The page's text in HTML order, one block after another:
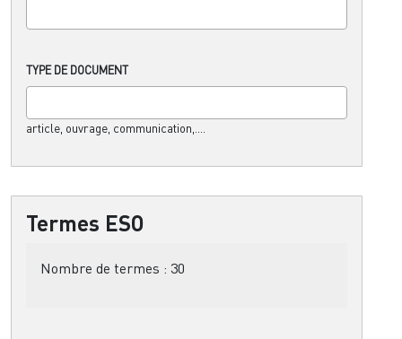
TYPE DE DOCUMENT
article, ouvrage, communication,....
Termes ESO
Nombre de termes : 30